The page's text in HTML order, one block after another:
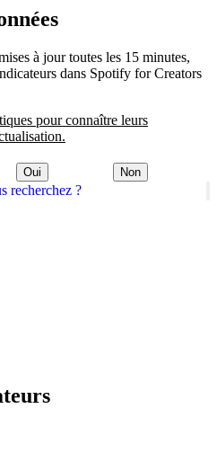
recherchez ?
à jour toutes les 15 minutes,
dans Spotify for Creators
pour connaître leurs
Oui Non